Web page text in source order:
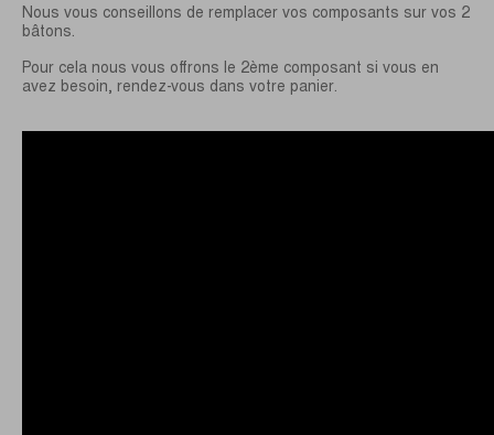
Nous vous conseillons de remplacer vos composants sur vos 2
bâtons.
Pour cela nous vous offrons le 2ème composant si vous en
avez besoin, rendez-vous dans votre panier.